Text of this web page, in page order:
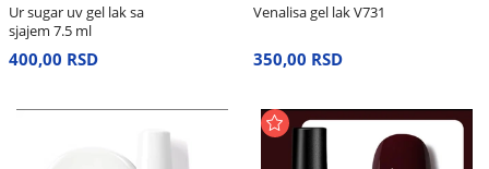
Ur sugar uv gel lak sa
sjajem 7.5 ml
400,00 RSD
Venalisa gel lak V731
350,00 RSD